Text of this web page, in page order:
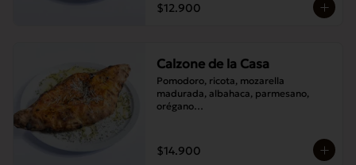
$12.900
Calzone de la Casa
Pomodoro, ricota, mozarella
madurada, albahaca, parmesano,
orégano
Champignones asados,
Berenjenas asadas.
$14.900